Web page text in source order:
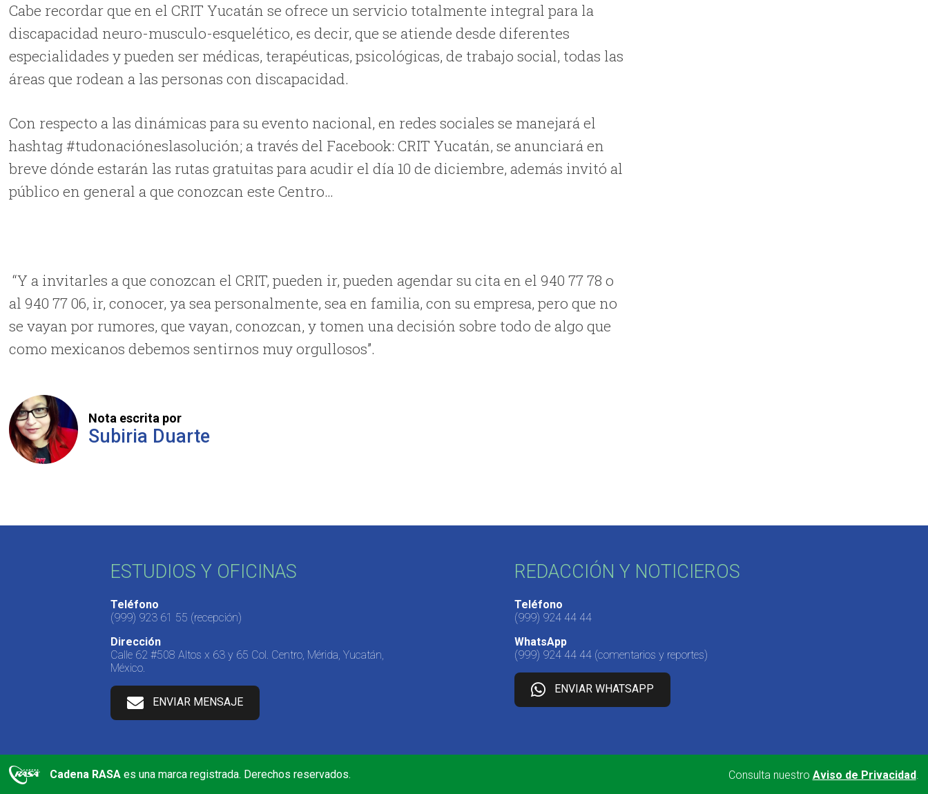
Cabe recordar que en el CRIT Yucatán se ofrece un servicio totalmente integral para la
discapacidad neuro-musculo-esquelético, es decir, que se atiende desde diferentes
especialidades y pueden ser médicas, terapéuticas, psicológicas, de trabajo social, todas las
áreas que rodean a las personas con discapacidad.
Con respecto a las dinámicas para su evento nacional, en redes sociales se manejará el
hashtag #tudonacióneslasolución; a través del Facebook: CRIT Yucatán, se anunciará en
breve dónde estarán las rutas gratuitas para acudir el día 10 de diciembre, además invitó al
público en general a que conozcan este Centro…
“Y a invitarles a que conozcan el CRIT, pueden ir, pueden agendar su cita en el 940 77 78 o
al 940 77 06, ir, conocer, ya sea personalmente, sea en familia, con su empresa, pero que no
se vayan por rumores, que vayan, conozcan, y tomen una decisión sobre todo de algo que
como mexicanos debemos sentirnos muy orgullosos”.
Nota escrita por
Subiria Duarte
ESTUDIOS Y OFICINAS
Teléfono
(999) 923 61 55 (recepción)
Dirección
Calle 62 #508 Altos x 63 y 65 Col. Centro, Mérida, Yucatán,
México.
ENVIAR MENSAJE
REDACCIÓN Y NOTICIEROS
Teléfono
(999) 924 44 44
WhatsApp
(999) 924 44 44 (comentarios y reportes)
ENVIAR WHATSAPP
Cadena RASA es una marca registrada. Derechos reservados. Consulta nuestro Aviso de Privacidad.